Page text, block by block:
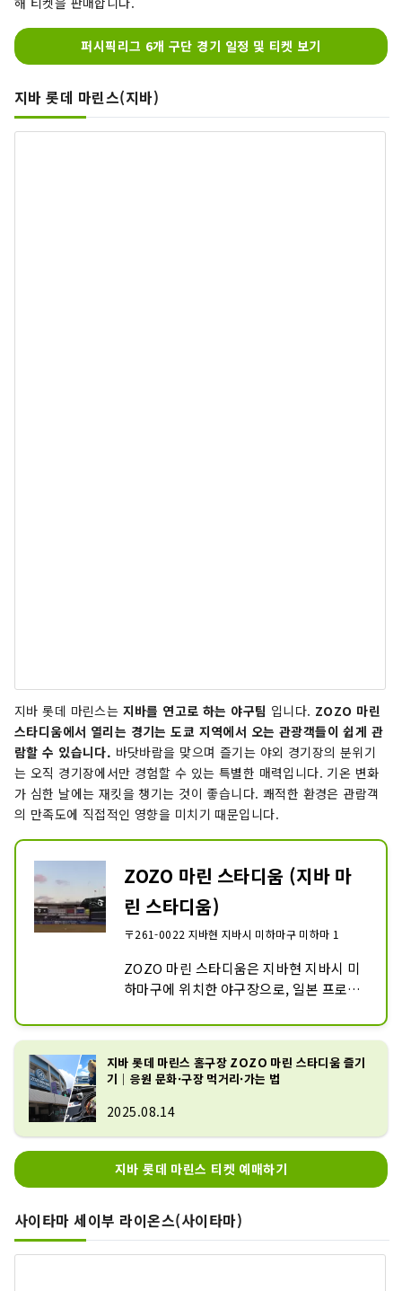
퍼시픽리그 6개 구단 경기 일정 및 티켓 보기
지바 롯데 마린스(지바)
지바 롯데 마린스는 지바를 연고로 하는 야구팀 입니다. ZOZO 마린
스타디움에서 열리는 경기는 도쿄 지역에서 오는 관광객들이 쉽게 관
람할 수 있습니다. 바닷바람을 맞으며 즐기는 야외 경기장의 분위기
는 오직 경기장에서만 경험할 수 있는 특별한 매력입니다. 기온 변화
가 심한 날에는 재킷을 챙기는 것이 좋습니다. 쾌적한 환경은 관람객
의 만족도에 직접적인 영향을 미치기 때문입니다.
ZOZO 마린 스타디움 (지바 마
린 스타디움)
〒261-0022 지바현 지바시 미하마구 미하마 1
ZOZO 마린 스타디움은 지바현 지바시 미
하마구에 위치한 야구장으로, 일본 프로야
구장입니다. 본래 명칭은 '지바 마린 스타
ZOZO가 네이밍 권리를 취득하면서 현재
의 이름이 되었습니다.
지바 롯데 마린스 홈구장 ZOZO 마린 스타디움 즐기
기｜응원 문화·구장 먹거리·가는 법
2025.08.14
지바 롯데 마린스 티켓 예매하기
사이타마 세이부 라이온스(사이타마)